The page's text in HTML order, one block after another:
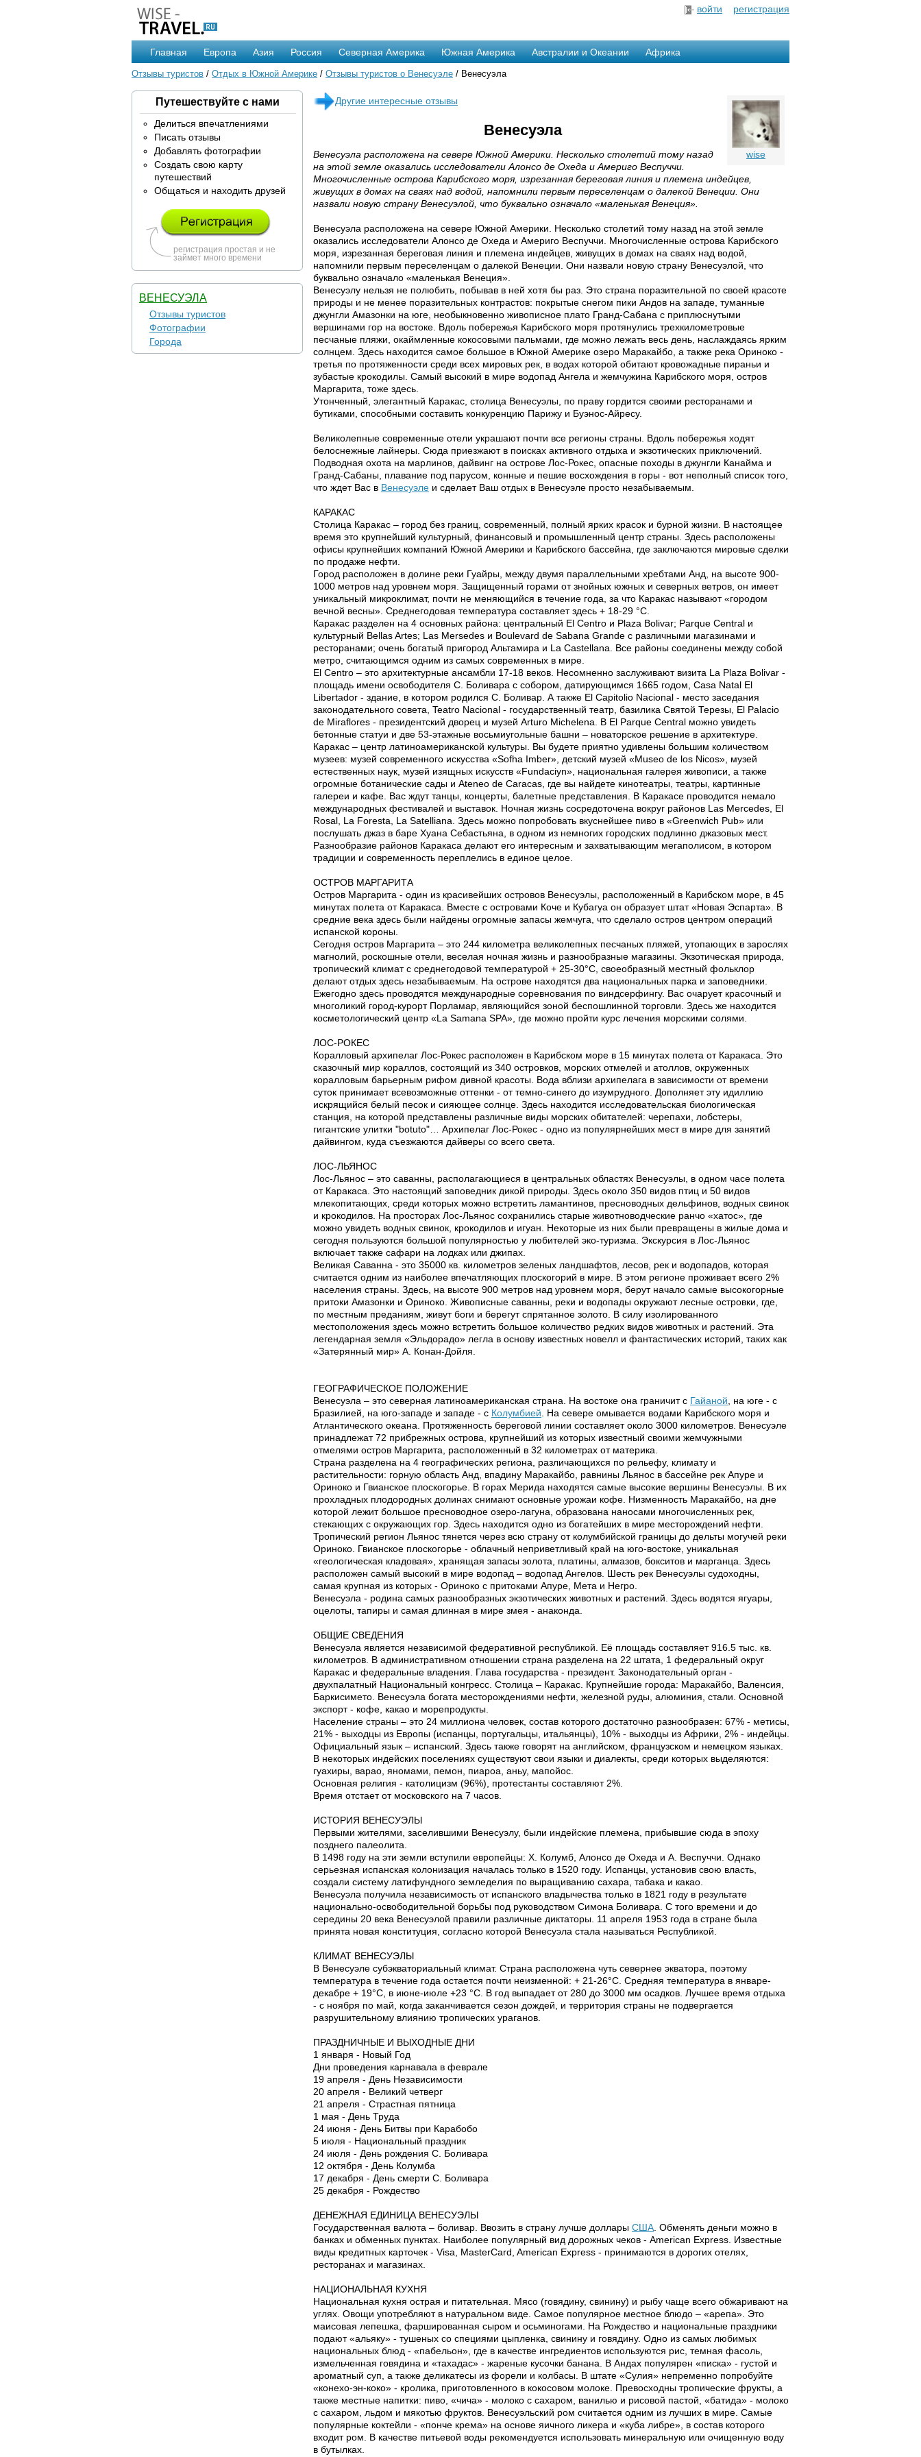
войти регистрация
Главная Европа Азия Россия Северная Америка Южная Америка Австралии и Океании Африка
Отзывы туристов / Отдых в Южной Америке / Отзывы туристов о Венесуэле / Венесуэла
Путешествуйте с нами
Делиться впечатлениями
Писать отзывы
Добавлять фотографии
Создать свою карту
путешествий
Общаться и находить друзей
регистрация простая и не
займет много времени
ВЕНЕСУЭЛА
Отзывы туристов
Фотографии
Города
Другие интересные отзывы
wise
Венесуэла
Венесуэла расположена на севере Южной Америки. Несколько столетий тому назад
на этой земле оказались исследователи Алонсо де Охеда и Америго Веспуччи.
Многочисленные острова Карибского моря, изрезанная береговая линия и племена индейцев,
живущих в домах на сваях над водой, напомнили первым переселенцам о далекой Венеции. Они
назвали новую страну Венесуэлой, что буквально означало «маленькая Венеция».
Венесуэла расположена на севере Южной Америки. Несколько столетий тому назад на этой земле
оказались исследователи Алонсо де Охеда и Америго Веспуччи. Многочисленные острова Карибского
моря, изрезанная береговая линия и племена индейцев, живущих в домах на сваях над водой,
напомнили первым переселенцам о далекой Венеции. Они назвали новую страну Венесуэлой, что
буквально означало «маленькая Венеция».
Венесуэлу нельзя не полюбить, побывав в ней хотя бы раз. Это страна поразительной по своей красоте
природы и не менее поразительных контрастов: покрытые снегом пики Андов на западе, туманные
джунгли Амазонки на юге, необыкновенно живописное плато Гранд-Сабана с приплюснутыми
вершинами гор на востоке. Вдоль побережья Карибского моря протянулись трехкилометровые
песчаные пляжи, окаймленные кокосовыми пальмами, где можно лежать весь день, наслаждаясь ярким
солнцем. Здесь находится самое большое в Южной Америке озеро Маракайбо, а также река Ориноко -
третья по протяженности среди всех мировых рек, в водах которой обитают кровожадные пираньи и
зубастые крокодилы. Самый высокий в мире водопад Ангела и жемчужина Карибского моря, остров
Маргарита, тоже здесь.
Утонченный, элегантный Каракас, столица Венесуэлы, по праву гордится своими ресторанами и
бутиками, способными составить конкуренцию Парижу и Буэнос-Айресу.
Великолепные современные отели украшают почти все регионы страны. Вдоль побережья ходят
белоснежные лайнеры. Сюда приезжают в поисках активного отдыха и экзотических приключений.
Подводная охота на марлинов, дайвинг на острове Лос-Рокeс, опасные походы в джунгли Канайма и
Гранд-Сабаны, плавание под парусом, конные и пешие восхождения в горы - вот неполный список того,
что ждет Вас в Венесуэле и сделает Ваш отдых в Венесуэле просто незабываемым.
КАРАКАС
Столица Каракас – город без границ, современный, полный ярких красок и бурной жизни. В настоящее
время это крупнейший культурный, финансовый и промышленный центр страны. Здесь расположены
офисы крупнейших компаний Южной Америки и Карибского бассейна, где заключаются мировые сделки
по продаже нефти.
Город расположен в долине реки Гуайры, между двумя параллельными хребтами Анд, на высоте 900-
1000 метров над уровнем моря. Защищенный горами от знойных южных и северных ветров, он имеет
уникальный микроклимат, почти не меняющийся в течение года, за что Каракас называют «городом
вечной весны». Среднегодовая температура составляет здесь + 18-29 °С.
Каракас разделен на 4 основных района: центральный El Centro и Plaza Bolivar; Parque Central и
культурный Bellas Artes; Las Mersedes и Boulevard de Sabana Grande с различными магазинами и
ресторанами; очень богатый пригород Альтамира и La Castellana. Все районы соединены между собой
метро, считающимся одним из самых современных в мире.
El Centro – это архитектурные ансамбли 17-18 веков. Несомненно заслуживают визита La Plaza Bolivar -
площадь имени освободителя С. Боливара с собором, датирующимся 1665 годом, Casa Natal El
Libertador - здание, в котором родился С. Боливар. А также El Capitolio Nacional - место заседания
законодательного совета, Teatro Nacional - государственный театр, базилика Святой Терезы, El Palacio
de Miraflores - президентский дворец и музей Arturo Michelena. В El Parque Central можно увидеть
бетонные статуи и две 53-этажные восьмиугольные башни – новаторское решение в архитектуре.
Каракас – центр латиноамериканской культуры. Вы будете приятно удивлены большим количеством
музеев: музей современного искусства «Sofha Imber», детский музей «Museo de los Niсos», музей
естественных наук, музей изящных искусств «Fundaciуn», национальная галерея живописи, а также
огромные ботанические сады и Ateneo de Caracas, где вы найдете кинотеатры, театры, картинные
галереи и кафе. Вас ждут танцы, концерты, балетные представления. В Каракасе проводится немало
международных фестивалей и выставок. Ночная жизнь сосредоточена вокруг районов Las Mercedes, El
Rosal, La Foresta, La Satelliana. Здесь можно попробовать вкуснейшее пиво в «Greenwich Pub» или
послушать джаз в баре Хуана Себастьяна, в одном из немногих городских подлинно джазовых мест.
Разнообразие районов Каракаса делают его интересным и захватывающим мегаполисом, в котором
традиции и современность переплелись в единое целое.
ОСТРОВ МАРГАРИТА
Остров Маргарита - один из красивейших островов Венесуэлы, расположенный в Карибском море, в 45
минутах полета от Каракаса. Вместе с островами Коче и Кубагуа он образует штат «Новая Эспарта». В
средние века здесь были найдены огромные запасы жемчуга, что сделало остров центром операций
испанской короны.
Сегодня остров Маргарита – это 244 километра великолепных песчаных пляжей, утопающих в зарослях
магнолий, роскошные отели, веселая ночная жизнь и разнообразные магазины. Экзотическая природа,
тропический климат с среднегодовой температурой + 25-30°С, своеобразный местный фольклор
делают отдых здесь незабываемым. На острове находятся два национальных парка и заповедники.
Ежегодно здесь проводятся международные соревнования по виндсерфингу. Вас очарует красочный и
многоликий город-курорт Порламар, являющийся зоной беспошлинной торговли. Здесь же находится
косметологический центр «La Samana SPA», где можно пройти курс лечения морскими солями.
ЛОС-РОКЕС
Коралловый архипелаг Лос-Рокес расположен в Карибском море в 15 минутах полета от Каракаса. Это
сказочный мир кораллов, состоящий из 340 островков, морских отмелей и атоллов, окруженных
коралловым барьерным рифом дивной красоты. Вода вблизи архипелага в зависимости от времени
суток принимает всевозможные оттенки - от темно-синего до изумрудного. Дополняет эту идиллию
искрящийся белый песок и сияющее солнце. Здесь находится исследовательская биологическая
станция, на которой представлены различные виды морских обитателей: черепахи, лобстеры,
гигантские улитки "botuto"… Архипелаг Лос-Рокес - одно из популярнейших мест в мире для занятий
дайвингом, куда съезжаются дайверы со всего света.
ЛОС-ЛЬЯНОС
Лос-Льянос – это саванны, располагающиеся в центральных областях Венесуэлы, в одном часе полета
от Каракаса. Это настоящий заповедник дикой природы. Здесь около 350 видов птиц и 50 видов
млекопитающих, среди которых можно встретить ламантинов, пресноводных дельфинов, водных свинок
и крокодилов. На просторах Лос-Льянос сохранились старые животноводческие ранчо «хатос», где
можно увидеть водных свинок, крокодилов и игуан. Некоторые из них были превращены в жилые дома и
сегодня пользуются большой популярностью у любителей эко-туризма. Экскурсия в Лос-Льянос
включает также сафари на лодках или джипах.
Великая Саванна - это 35000 кв. километров зеленых ландшафтов, лесов, рек и водопадов, которая
считается одним из наиболее впечатляющих плоскогорий в мире. В этом регионе проживает всего 2%
населения страны. Здесь, на высоте 900 метров над уровнем моря, берут начало самые высокогорные
притоки Амазонки и Ориноко. Живописные саванны, реки и водопады окружают лесные островки, где,
по местным преданиям, живут боги и берегут спрятанное золото. В силу изолированного
местоположения здесь можно встретить большое количество редких видов животных и растений. Эта
легендарная земля «Эльдорадо» легла в основу известных новелл и фантастических историй, таких как
«Затерянный мир» А. Конан-Дойля.
ГЕОГРАФИЧЕСКОЕ ПОЛОЖЕНИЕ
Венесуэла – это северная латиноамериканская страна. На востоке она граничит с Гайаной , на юге - с
Бразилией, на юго-западе и западе - с Колумбией . На севере омывается водами Карибского моря и
Атлантического океана. Протяженность береговой линии составляет около 3000 километров. Венесуэле
принадлежат 72 прибрежных острова, крупнейший из которых известный своими жемчужными
отмелями остров Маргарита, расположенный в 32 километрах от материка.
Страна разделена на 4 географических региона, различающихся по рельефу, климату и
растительности: горную область Анд, впадину Маракайбо, равнины Льянос в бассейне рек Апуре и
Ориноко и Гвианское плоскогорье. В горах Мерида находятся самые высокие вершины Венесуэлы. В их
прохладных плодородных долинах снимают основные урожаи кофе. Низменность Маракайбо, на дне
которой лежит большое пресноводное озеро-лагуна, образована наносами многочисленных рек,
стекающих с окружающих гор. Здесь находится одно из богатейших в мире месторождений нефти.
Тропический регион Льянос тянется через всю страну от колумбийской границы до дельты могучей реки
Ориноко. Гвианское плоскогорье - облачный неприветливый край на юго-востоке, уникальная
«геологическая кладовая», хранящая запасы золота, платины, алмазов, бокситов и марганца. Здесь
расположен самый высокий в мире водопад – водопад Ангелов. Шесть рек Венесуэлы судоходны,
самая крупная из которых - Ориноко с притоками Апуре, Мета и Негро.
Венесуэла - родина самых разнообразных экзотических животных и растений. Здесь водятся ягуары,
оцелоты, тапиры и самая длинная в мире змея - анаконда.
ОБЩИЕ СВЕДЕНИЯ
Венесуэла является независимой федеративной республикой. Её площадь составляет 916.5 тыс. кв.
километров. В административном отношении страна разделена на 22 штата, 1 федеральный округ
Каракас и федеральные владения. Глава государства - президент. Законодательный орган -
двухпалатный Национальный конгресс. Столица – Каракас. Крупнейшие города: Маракайбо, Валенсия,
Баркисимето. Венесуэла богата месторождениями нефти, железной руды, алюминия, стали. Основной
экспорт - кофе, какао и морепродукты.
Население страны – это 24 миллиона человек, состав которого достаточно разнообразен: 67% - метисы,
21% - выходцы из Европы (испанцы, португальцы, итальянцы), 10% - выходцы из Африки, 2% - индейцы.
Официальный язык – испанский. Здесь также говорят на английском, французском и немецком языках.
В некоторых индейских поселениях существуют свои языки и диалекты, среди которых выделяются:
гуахиры, варао, яномами, пемон, пиароа, аньу, мапойос.
Основная религия - католицизм (96%), протестанты составляют 2%.
Время отстает от московского на 7 часов.
ИСТОРИЯ ВЕНЕСУЭЛЫ
Первыми жителями, заселившими Венесуэлу, были индейские племена, прибывшие сюда в эпоху
позднего палеолита.
В 1498 году на эти земли вступили европейцы: Х. Колумб, Алонсо де Охеда и А. Веспуччи. Однако
серьезная испанская колонизация началась только в 1520 году. Испанцы, установив свою власть,
создали систему латифундного земледелия по выращиванию сахара, табака и какао.
Венесуэла получила независимость от испанского владычества только в 1821 году в результате
национально-освободительной борьбы под руководством Симона Боливара. С того времени и до
середины 20 века Венесуэлой правили различные диктаторы. 11 апреля 1953 года в стране была
принята новая конституция, согласно которой Венесуэла стала называться Республикой.
КЛИМАТ ВЕНЕСУЭЛЫ
В Венесуэле субэкваториальный климат. Страна расположена чуть севернее экватора, поэтому
температура в течение года остается почти неизменной: + 21-26°С. Средняя температура в январе-
декабре + 19°С, в июне-июле +23 °С. В год выпадает от 280 до 3000 мм осадков. Лучшее время отдыха
- с ноября по май, когда заканчивается сезон дождей, и территория страны не подвергается
разрушительному влиянию тропических ураганов.
ПРАЗДНИЧНЫЕ И ВЫХОДНЫЕ ДНИ
1 января - Новый Год
Дни проведения карнавала в феврале
19 апреля - День Независимости
20 апреля - Великий четверг
21 апреля - Страстная пятница
1 мая - День Труда
24 июня - День Битвы при Карабобо
5 июля - Национальный праздник
24 июля - День рождения С. Боливара
12 октября - День Колумба
17 декабря - День смерти С. Боливара
25 декабря - Рождество
ДЕНЕЖНАЯ ЕДИНИЦА ВЕНЕСУЭЛЫ
Государственная валюта – боливар. Ввозить в страну лучше доллары США . Обменять деньги можно в
банках и обменных пунктах. Наиболее популярный вид дорожных чеков - American Express. Известные
виды кредитных карточек - Visa, MasterCard, American Express - принимаются в дорогих отелях,
ресторанах и магазинах.
НАЦИОНАЛЬНАЯ КУХНЯ
Национальная кухня острая и питательная. Мясо (говядину, свинину) и рыбу чаще всего обжаривают на
углях. Овощи употребляют в натуральном виде. Самое популярное местное блюдо – «арепа». Это
маисовая лепешка, фаршированная сыром и осьминогами. На Рождество и национальные праздники
подают «альяку» - тушеных со специями цыпленка, свинину и говядину. Одно из самых любимых
национальных блюд - «пабельон», где в качестве ингредиентов используются рис, темная фасоль,
измельченная говядина и «тахадас» - жареные кусочки банана. В Андах популярен «писка» - густой и
ароматный суп, а также деликатесы из форели и колбасы. В штате «Сулия» непременно попробуйте
«конехо-эн-коко» - кролика, приготовленного в кокосовом молоке. Превосходны тропические фрукты, а
также местные напитки: пиво, «чича» - молоко с сахаром, ванилью и рисовой пастой, «батида» - молоко
с сахаром, льдом и мякотью фруктов. Венесуэльский ром считается одним из лучших в мире. Самые
популярные коктейли - «понче крема» на основе яичного ликера и «куба либре», в состав которого
входит ром. В качестве питьевой воды рекомендуется использовать минеральную или очищенную воду
в бутылках.